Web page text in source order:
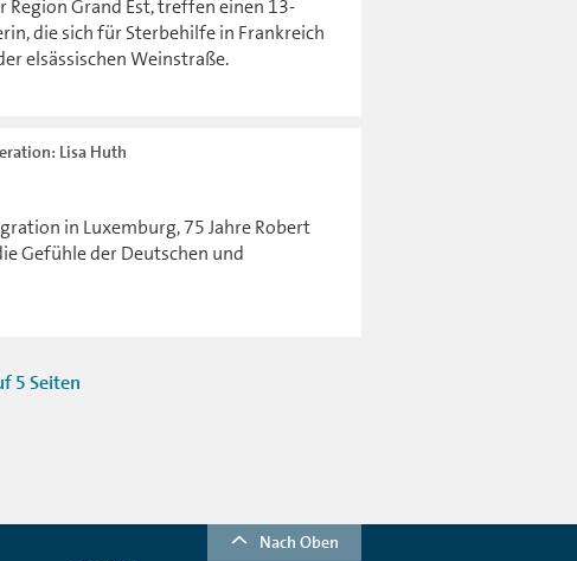
Grand Est, treffen einen 13-
die sich für Sterbehilfe in Frankreich
elsässischen Weinstraße.
Lisa Huth
in Luxemburg, 75 Jahre Robert
Gefühle der Deutschen und
5 Seiten
Nach Oben